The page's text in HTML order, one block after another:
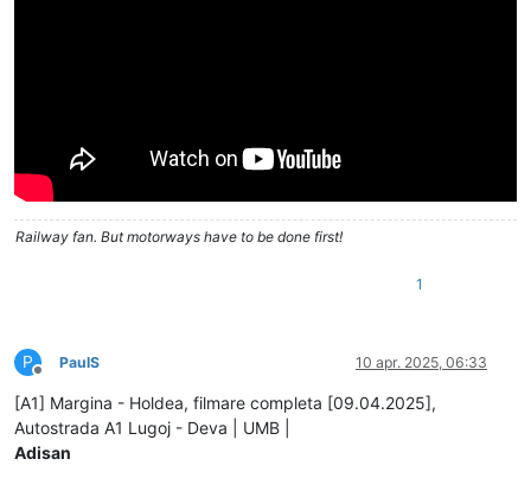
Railway fan. But motorways have to be done first!
1
P
Deconectat
PaulS 10 apr. 2025, 06:33
[A1] Margina - Holdea, filmare completa [09.04.2025],
Autostrada A1 Lugoj - Deva | UMB |
Adisan